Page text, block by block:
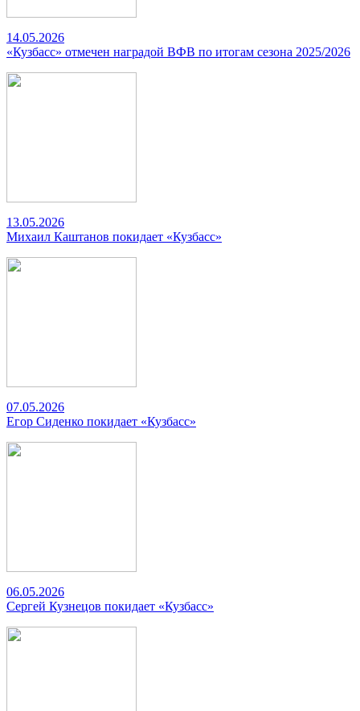
14.05.2026
«Кузбасс» отмечен наградой ВФВ по итогам сезона 2025/2026
13.05.2026
Михаил Каштанов покидает «Кузбасс»
07.05.2026
Егор Сиденко покидает «Кузбасс»
06.05.2026
Сергей Кузнецов покидает «Кузбасс»